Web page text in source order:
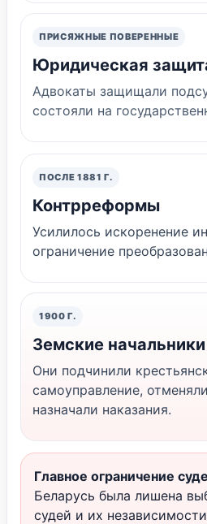
ПРИСЯЖНЫЕ ПОВЕРЕННЫЕ
Юридическая
Адвокаты защищали
состояли на
ПОСЛЕ 1881 Г.
Контрреформы
Усилилось искоренение
ограничение
1900 Г.
Земские начальники
Они подчинили
самоуправление,
назначали наказания.
Главное ограничение
Беларусь была лишена
судей и их